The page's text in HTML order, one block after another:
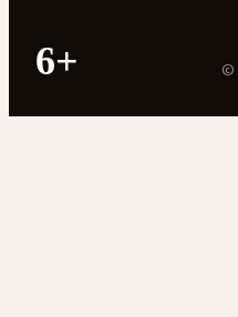
6+ ©